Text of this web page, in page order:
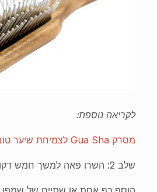
לקריאה נוספת:
מסרק Gua Sha לצמיחת שיער טובה יותר
שלב 2: השרו פאה למשך חמש דקות